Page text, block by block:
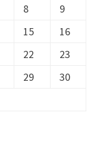
8
9
15
16
22
23
29
30